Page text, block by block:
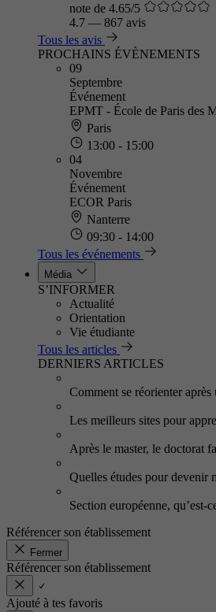
note de 4.65/5
4.7 — 867 avis
Tous les avis
PROCHAINS ÉVÈNEMENTS
09
Septembre
Événement
EPMT - École de Paris des
Paris
13:00 - 15:00
04
Novembre
Événement
ECOR Paris
Nanterre
09:30 - 14:00
Tous les événements
Média
S’INFORMER
Actualité
Orientation
Vie étudiante
Tous les articles
DERNIERS ARTICLES
Comment se réorienter
Les meilleurs sites pour
Après le master, le doctorat
Quelles études pour devenir
Section européenne, qu’est-
Référencer son établissement
Fermer
Référencer son établissement
Ajouté à tes favoris